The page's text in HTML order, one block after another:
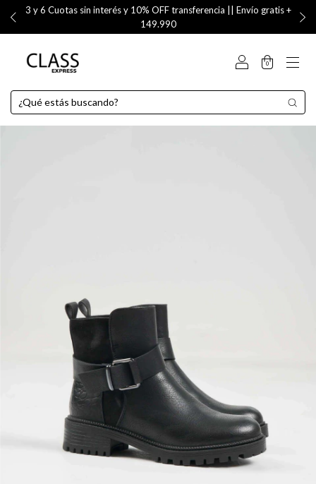
3 y 6 Cuotas sin interés y 10% OFF transferencia || Envío gratis +
149.990
0